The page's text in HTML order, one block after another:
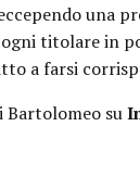
una
titolare in
a farsi
Bartolomeo su